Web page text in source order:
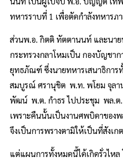
ทหารราบที่ 1 เพื่อตัดกำลังทหารภ
ส่วนพ.อ. กิตติ ทัตตานนท์ และนาย
กระทรวงกลาโหมเป็น กองบัญชาก
ยุทธภัณฑ์ ซึ่งนายทหารเสนาธิการ
สมบูรณ์ ศรานุชิต พ.ท. พโยม จุล
พัฒน์ พ.ต. กำธร ไปประชุม พล.ต.
เพราะคืนนั้นเป็นงานศพบิดาของ
จึงเป็นการพรางตามิให้เป็นที่สังเ
แต่แผนการทั้งหมดนี้ได้เกิดรั่วไหล